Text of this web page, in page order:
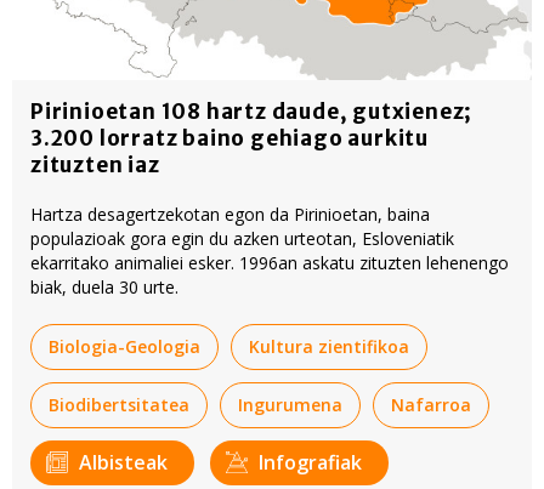
Pirinioetan 108 hartz daude, gutxienez;
3.200 lorratz baino gehiago aurkitu
zituzten iaz
Hartza desagertzekotan egon da Pirinioetan, baina
populazioak gora egin du azken urteotan, Esloveniatik
ekarritako animaliei esker. 1996an askatu zituzten lehenengo
biak, duela 30 urte.
Biologia-Geologia Kultura zientifikoa
Biodibertsitatea Ingurumena Nafarroa
Albisteak Infografiak